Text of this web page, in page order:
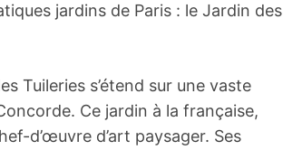
jardins de Paris : le Jardin des
Tuileries s’étend sur une vaste
Ce jardin à la française,
d’œuvre d’art paysager. Ses